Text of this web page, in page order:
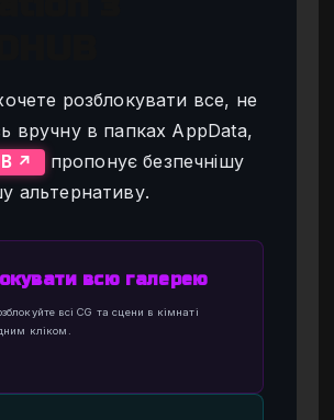
розблокувати все, не
вручну в папках AppData,
↗
пропонує безпечнішу
альтернативу.
всю галерею
всі CG та сцени в кімнаті
кліком.